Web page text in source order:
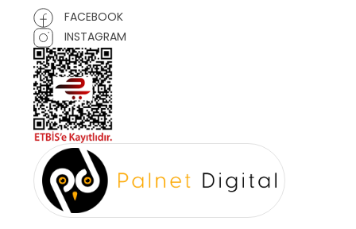
FACEBOOK
INSTAGRAM